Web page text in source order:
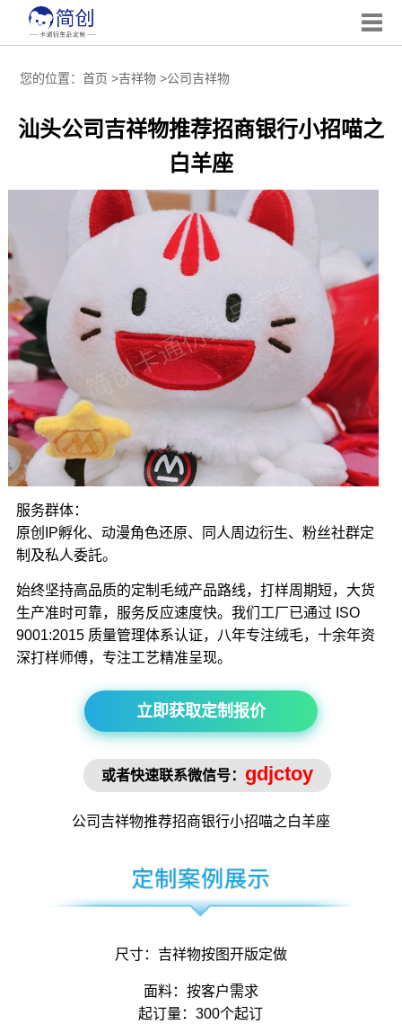
您的位置： 首页 >吉祥物>公司吉祥物
汕头公司吉祥物推荐招商银行小招喵之
白羊座
服务群体：
原创IP孵化、动漫角色还原、同人周边衍生、粉丝社群定
制及私人委託。
始终坚持高品质的定制毛绒产品路线，打样周期短，大货
生产准时可靠，服务反应速度快。我们工厂已通过 ISO
9001:2015 质量管理体系认证，八年专注绒毛，十余年资
深打样师傅，专注工艺精准呈现。
立即获取定制报价
或者快速联系微信号： gdjctoy
公司吉祥物推荐招商银行小招喵之白羊座
尺寸： 吉祥物按图开版定做
面料：按客户需求
起订量：300个起订